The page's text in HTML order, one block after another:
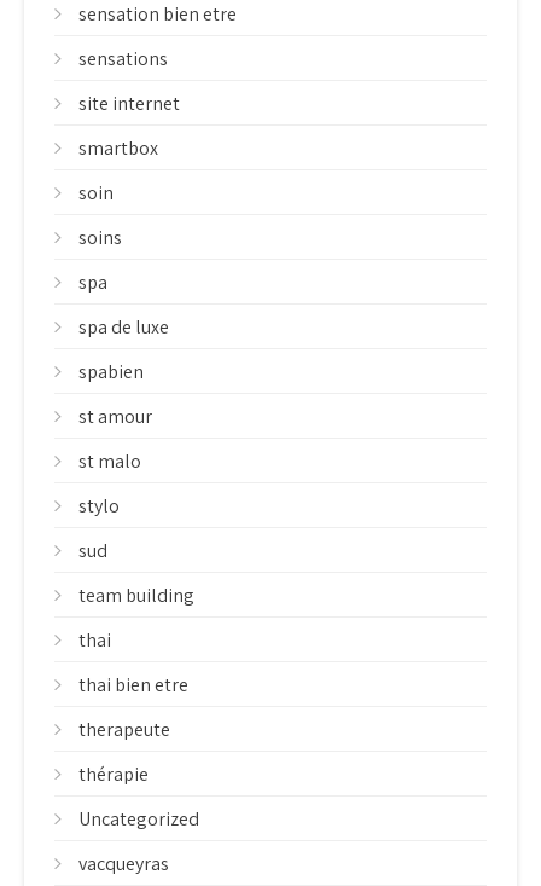
sensation bien etre
sensations
site internet
smartbox
soin
soins
spa
spa de luxe
spabien
st amour
st malo
stylo
sud
team building
thai
thai bien etre
therapeute
thérapie
Uncategorized
vacqueyras